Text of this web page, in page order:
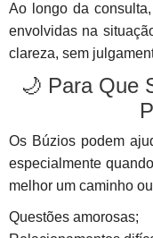
Ao longo da
envolvidas na
clareza, sem
🌙 Para Que
Os Búzios podem
especialmente
melhor um caminho
Questões amorosas;